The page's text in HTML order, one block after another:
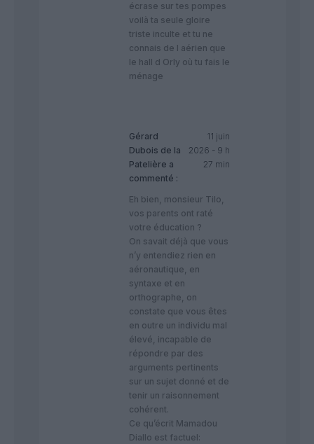
écrase sur tes pompes
voilà ta seule gloire
triste inculte et tu ne
connais de l aérien que
le hall d Orly où tu fais le
ménage
Gérard
Dubois de la
Patelière a
commenté :
11 juin
2026 - 9 h
27 min
Eh bien, monsieur Tilo,
vos parents ont raté
votre éducation ?
On savait déjà que vous
n’y entendiez rien en
aéronautique, en
syntaxe et en
orthographe, on
constate que vous êtes
en outre un individu mal
élevé, incapable de
répondre par des
arguments pertinents
sur un sujet donné et de
tenir un raisonnement
cohérent.
Ce qu’écrit Mamadou
Diallo est factuel: